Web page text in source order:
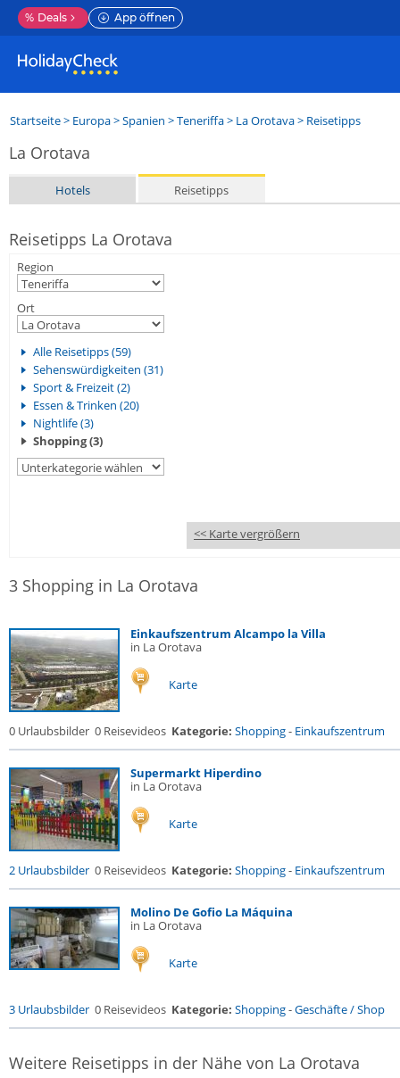
% Deals App öffnen
Startseite> Europa>Spanien >Teneriffa> La Orotava> Reisetipps
La Orotava
Hotels Reisetipps
Reisetipps La Orotava
Region
Ort
Alle Reisetipps (59)
Sehenswürdigkeiten (31)
Sport & Freizeit (2)
Essen & Trinken (20)
Nightlife (3)
Shopping (3)
<< Karte vergrößern
3 Shopping in La Orotava
Einkaufszentrum Alcampo la Villa
in La Orotava
Karte
0 Urlaubsbilder 0 Reisevideos Kategorie: Shopping- Einkaufszentrum
Supermarkt Hiperdino
in La Orotava
Karte
2 Urlaubsbilder 0 Reisevideos Kategorie: Shopping- Einkaufszentrum
Molino De Gofio La Máquina
in La Orotava
Karte
3 Urlaubsbilder 0 Reisevideos Kategorie: Shopping-Geschäfte / Shop
Weitere Reisetipps in der Nähe von La Orotava